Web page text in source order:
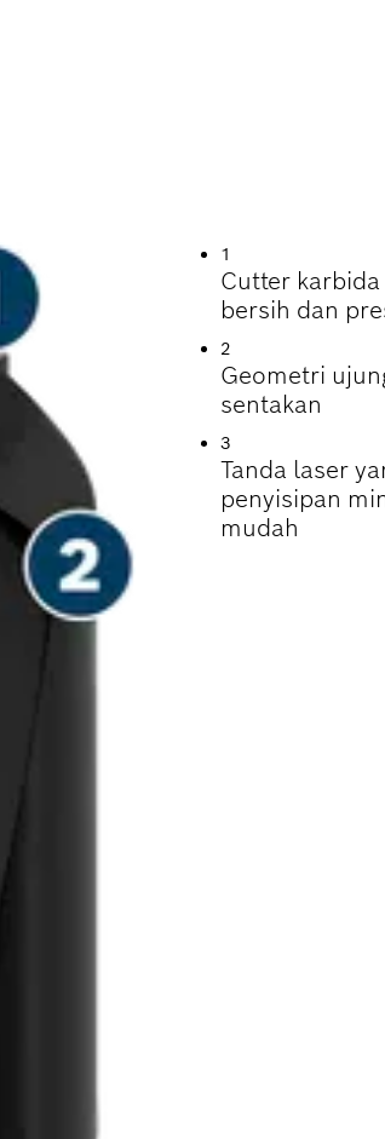
1
Cutter
bersih dan
2
Geometri
sentakan
3
Tanda laser
penyisipan
mudah